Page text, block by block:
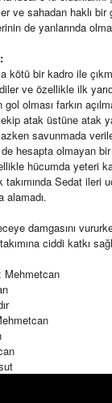
ve sahadan haklı bir
de yanlarında
kötü bir kadro ile
ve özellikle ilk
olması farkın
atak üstüne atak
savunmada
hesapta olmayan
hücumda yeteri
Sedat ileri
alamadı.
damgasını
ciddi katkı
Mehmetcan